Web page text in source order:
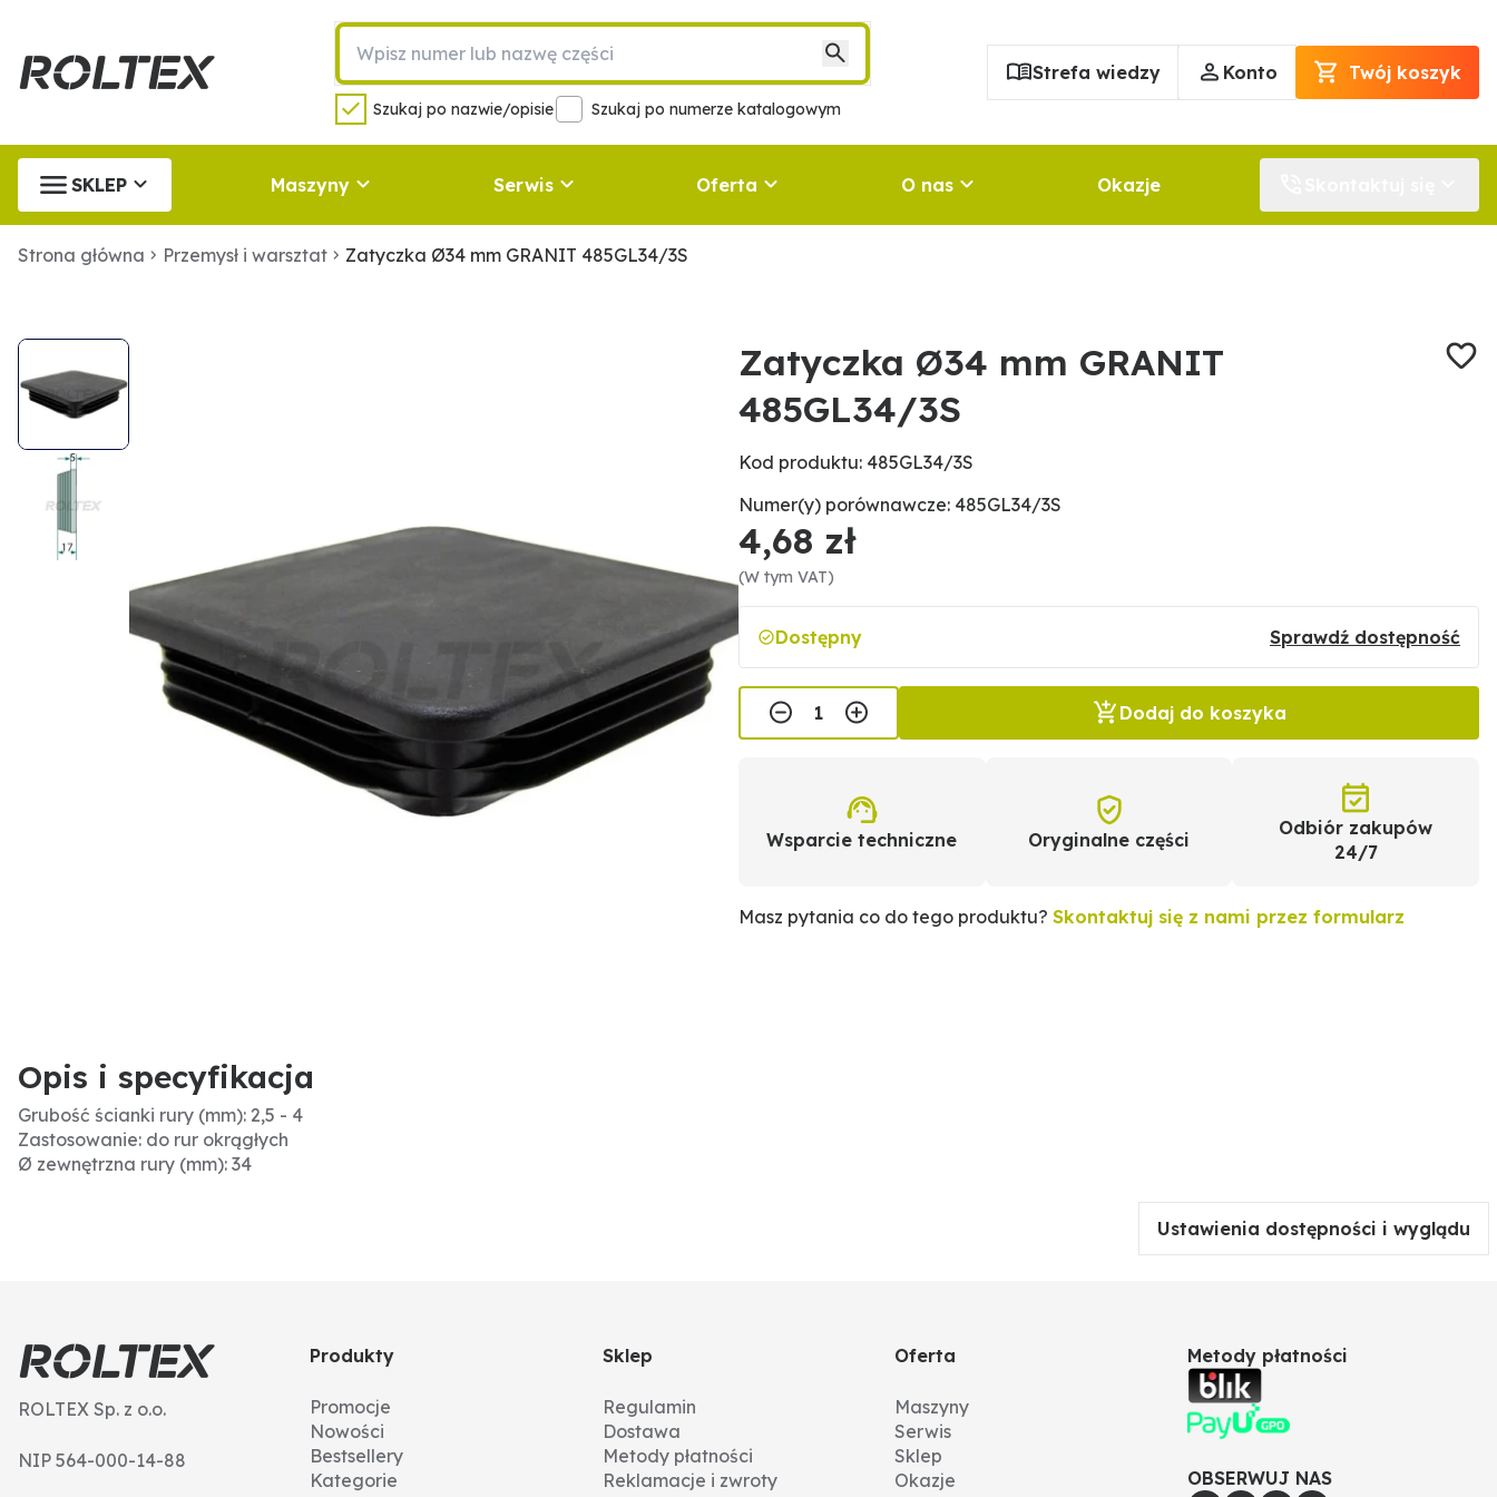
Szukaj po nazwie/opisie Szukaj po numerze katalogowym
Strefa wiedzy Konto Twój koszyk
SKLEP Maszyny Serwis Oferta O nas Okazje
Strona główna Przemysł i warsztat Zatyczka Ø34 mm GRANIT 485GL34/3S
Zatyczka Ø34 mm GRANIT
485GL34/3S
Kod produktu: 485GL34/3S
Numer(y) porównawcze: 485GL34/3S
4,68 zł
(W tym VAT)
Dostępny Sprawdź dostępność
Dodaj do koszyka
Wsparcie techniczne Oryginalne części
Odbiór zakupów
24/7
Masz pytania co do tego produktu?Skontaktuj się z nami przez formularz
Opis i specyfikacja
Grubość ścianki rury (mm): 2,5 - 4
Zastosowanie: do rur okrągłych
Ø zewnętrzna rury (mm): 34
Ustawienia dostępności i wyglądu
ROLTEX Sp. z o.o.
NIP 564-000-14-88
Produkty
Promocje
Nowości
Bestsellery
Kategorie
Sklep
Regulamin
Dostawa
Metody płatności
Reklamacje i zwroty
Oferta
Maszyny
Serwis
Sklep
Okazje
Metody płatności
OBSERWUJ NAS